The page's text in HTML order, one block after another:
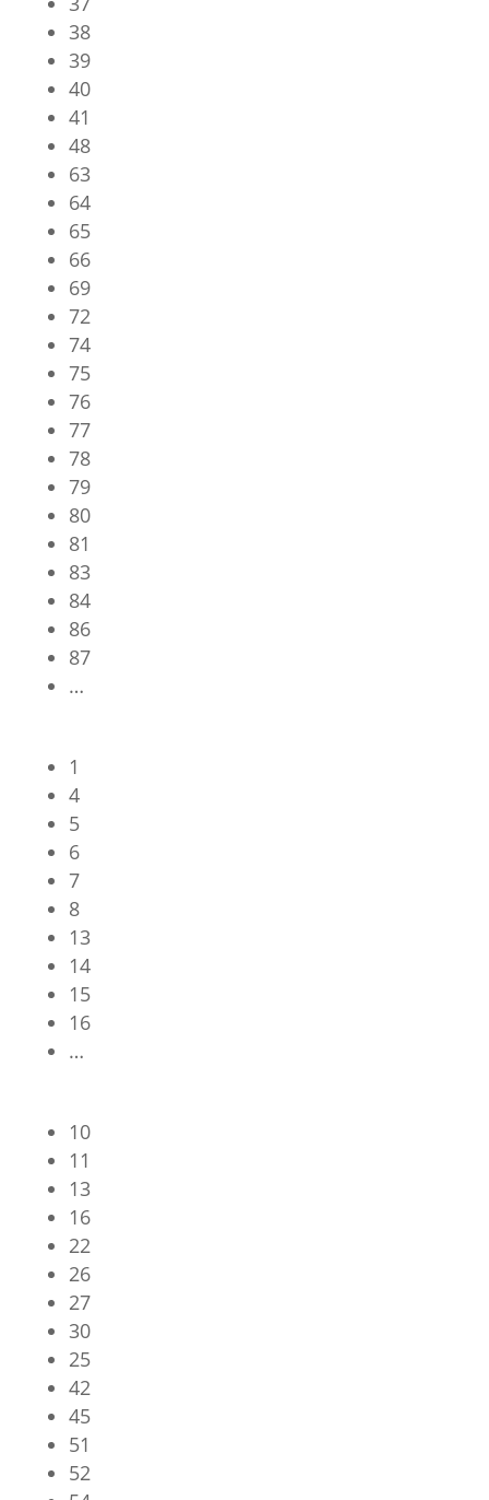
38
39
40
41
48
63
64
65
66
69
72
74
75
76
77
78
79
80
81
83
84
86
87
…
1
4
5
6
7
8
13
14
15
16
…
10
11
13
16
22
26
27
30
25
42
45
51
52